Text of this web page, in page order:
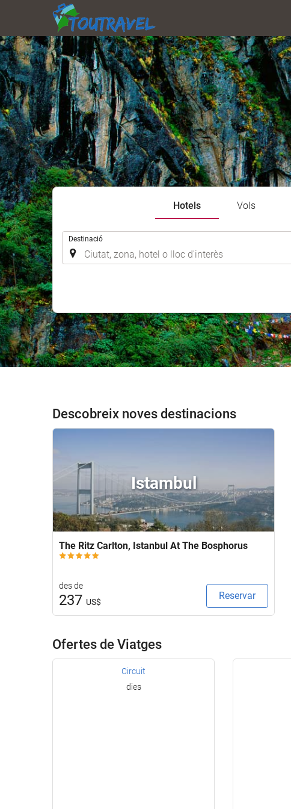
Hotels Vols
Destinació
Descobreix noves destinacions
Istambul
The Ritz Carlton, Istanbul At The Bosphorus
des de
237 US$
Reservar
Ofertes de Viatges
Circuit
dies